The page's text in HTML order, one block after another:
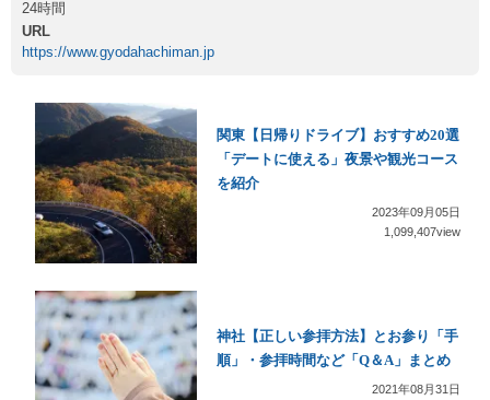
24時間
URL
https://www.gyodahachiman.jp
関東【日帰りドライブ】おすすめ20選
「デートに使える」夜景や観光コース
を紹介
2023年09月05日
1,099,407view
神社【正しい参拝方法】とお参り「手
順」・参拝時間など「Q＆A」まとめ
2021年08月31日